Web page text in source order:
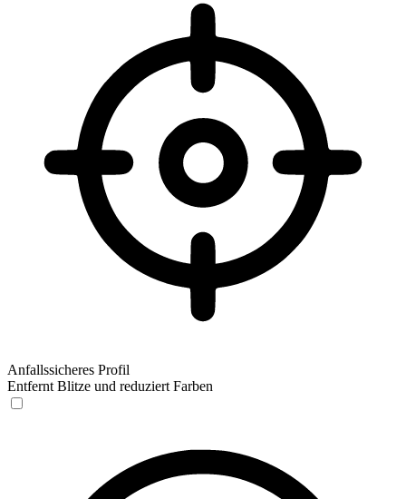
Anfallssicheres Profil
Entfernt Blitze und reduziert Farben